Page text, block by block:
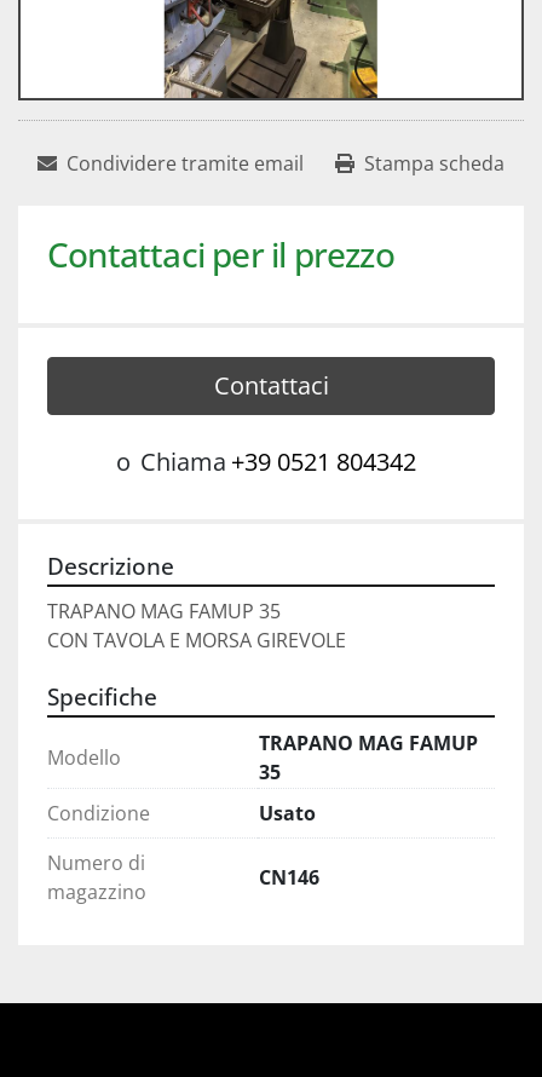
Condividere tramite email Stampa scheda
Contattaci per il prezzo
Contattaci
o Chiama +39 0521 804342
Descrizione
TRAPANO MAG FAMUP 35
CON TAVOLA E MORSA GIREVOLE
Specifiche
Modello
TRAPANO MAG FAMUP
35
Condizione
Usato
Numero di
magazzino
CN146